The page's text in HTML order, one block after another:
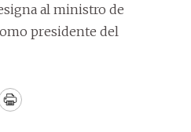
al ministro de
presidente del
Print